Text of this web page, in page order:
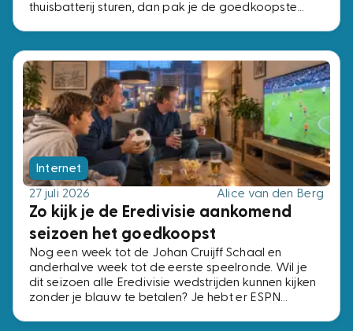
thuisbatterij sturen, dan pak je de goedkoopste
Internet
27 juli 2026
Alice van den Berg
Zo kijk je de Eredivisie aankomend
seizoen het goedkoopst
Nog een week tot de Johan Cruijff Schaal en
anderhalve week tot de eerste speelronde. Wil je
dit seizoen alle Eredivisie wedstrijden kunnen kijken
zonder je blauw te betalen? Je hebt er ESPN